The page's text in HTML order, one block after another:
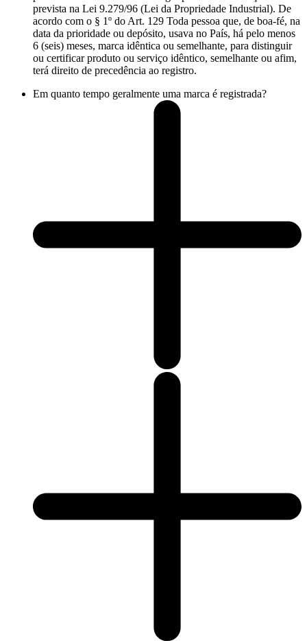
prevista na Lei 9.279/96 (Lei da Propriedade Industrial). De
acordo com o § 1º do Art. 129 Toda pessoa que, de boa-fé, na
data da prioridade ou depósito, usava no País, há pelo menos
6 (seis) meses, marca idêntica ou semelhante, para distinguir
ou certificar produto ou serviço idêntico, semelhante ou afim,
terá direito de precedência ao registro.
Em quanto tempo geralmente uma marca é registrada?